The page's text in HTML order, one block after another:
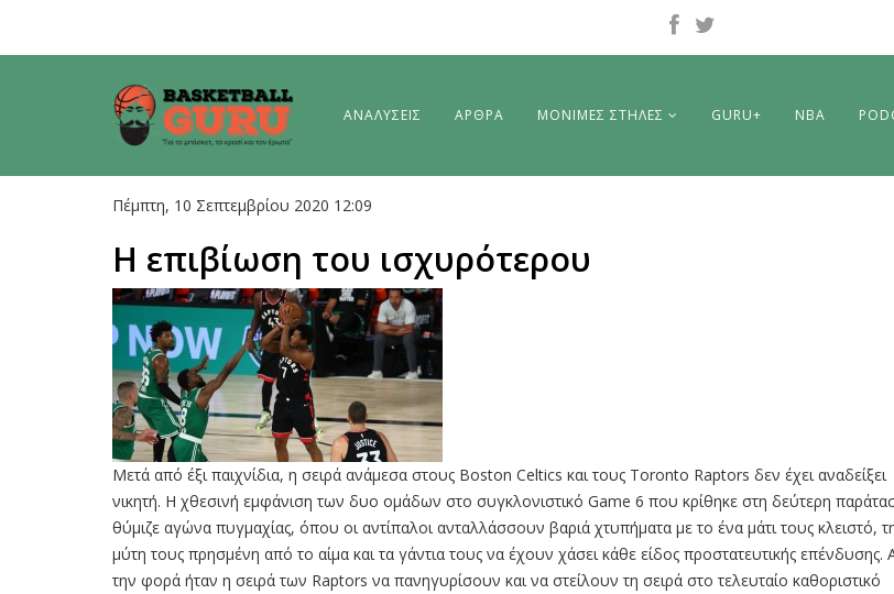
ΑΝΑΛΥΣΕΙΣ ΑΡΘΡΑ ΜΟΝΙΜΕΣ ΣΤΗΛΕΣ GURU+ NBA
Πέμπτη, 10 Σεπτεμβρίου 2020 12:09
H επιβίωση του ισχυρότερου
Μετά από έξι παιχνίδια, η σειρά ανάμεσα στους Boston Celtics και τους Toronto Raptors δεν έχει αναδείξει
νικητή. Η χθεσινή εμφάνιση των δυο ομάδων στο συγκλονιστικό Game 6 που κρίθηκε στη δεύτερη
θύμιζε αγώνα πυγμαχίας, όπου οι αντίπαλοι ανταλλάσσουν βαριά χτυπήματα με το ένα μάτι τους κλειστό,
μύτη τους πρησμένη από το αίμα και τα γάντια τους να έχουν χάσει κάθε είδος προστατευτικής επένδυσης.
την φορά ήταν η σειρά των Raptors να πανηγυρίσουν και να στείλουν τη σειρά στο τελευταίο καθοριστικό